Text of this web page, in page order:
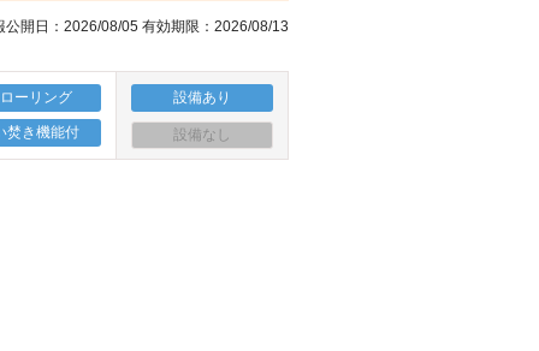
公開日：2026/08/05 有効期限：2026/08/13
ーリング
焚き機能付
設備あり
設備なし